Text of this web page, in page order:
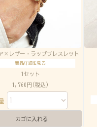
×レザー・ラップブレスレット
商品詳細を見る
1セット
1,760円(税込)